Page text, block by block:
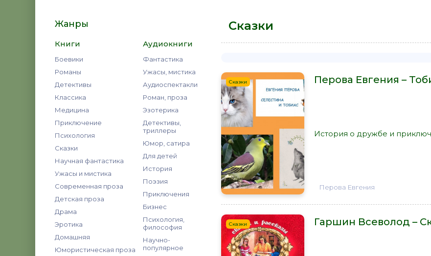
Жанры
Книги
Боевики
Романы
Детективы
Классика
Медицина
Приключение
Психология
Сказки
Научная фантастика
Ужасы и мистика
Современная проза
Детская проза
Драма
Эротика
Домашняя
Юмористическая проза
Аудиокниги
Фантастика
Ужасы, мистика
Аудиоспектакли
Роман, проза
Эзотерика
Детективы,
триллеры
Юмор, сатира
Для детей
История
Поэзия
Приключения
Бизнес
Психология,
философия
Научно-
популярное
Сказки
Сказки Перова Евгения –
История о дружбе и
Перова Евгения
Сказки Гаршин Всеволод –